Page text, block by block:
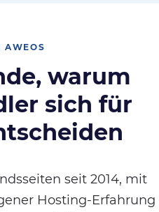
AWEOS
warum
sich für
seit 2014, mit
Hosting-Erfahrung